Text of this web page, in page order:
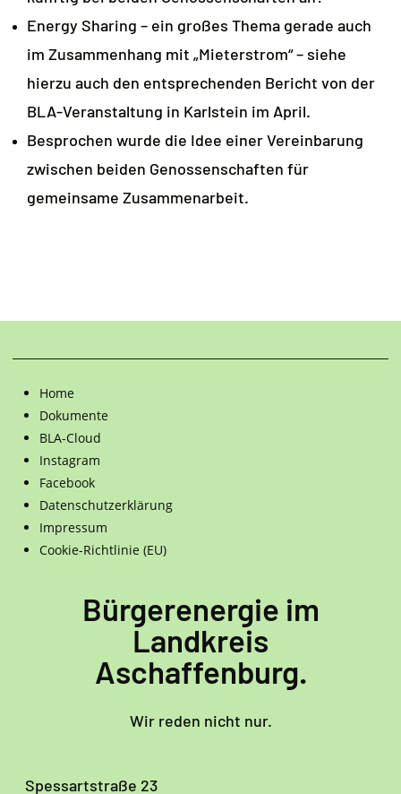
Energy Sharing – ein großes Thema gerade auch
im Zusammenhang mit „Mieterstrom“ – siehe
hierzu auch den entsprechenden Bericht von der
BLA-Veranstaltung in Karlstein im April.
Besprochen wurde die Idee einer Vereinbarung
zwischen beiden Genossenschaften für
gemeinsame Zusammenarbeit.
Home
Dokumente
BLA-Cloud
Instagram
Facebook
Datenschutzerklärung
Impressum
Cookie-Richtlinie (EU)
Bürgerenergie im
Landkreis
Aschaffenburg.
Wir reden nicht nur.
Spessartstraße 23